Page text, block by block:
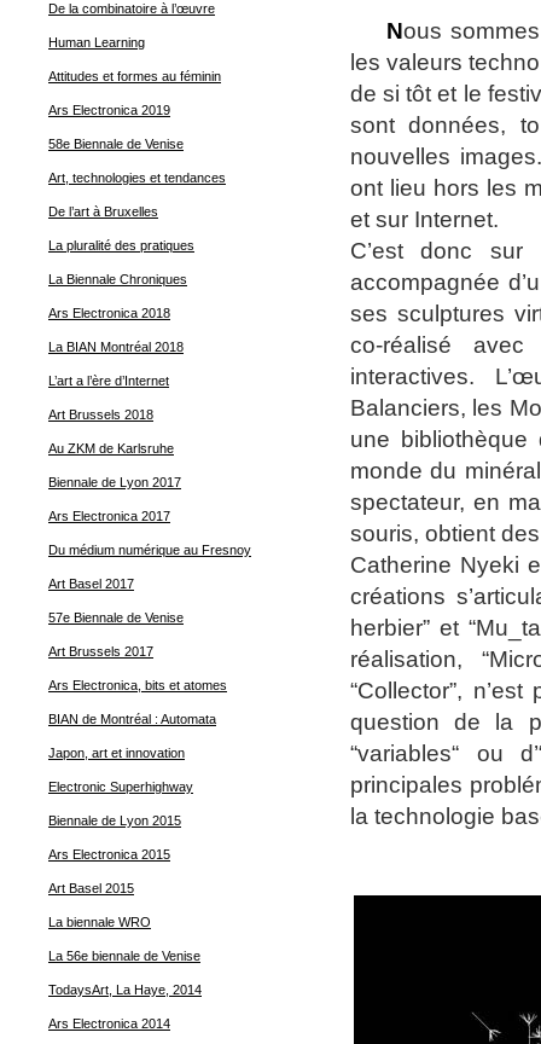
De la combinatoire à l’œuvre
Human Learning
Attitudes et formes au féminin
Ars Electronica 2019
58e Biennale de Venise
Art, technologies et tendances
De l’art à Bruxelles
La pluralité des pratiques
La Biennale Chroniques
Ars Electronica 2018
La BIAN Montréal 2018
L’art a l’ère d’Internet
Art Brussels 2018
Au ZKM de Karlsruhe
Biennale de Lyon 2017
Ars Electronica 2017
Du médium numérique au Fresnoy
Art Basel 2017
57e Biennale de Venise
Art Brussels 2017
Ars Electronica, bits et atomes
BIAN de Montréal : Automata
Japon, art et innovation
Electronic Superhighway
Biennale de Lyon 2015
Ars Electronica 2015
Art Basel 2015
La biennale WRO
La 56e biennale de Venise
TodaysArt, La Haye, 2014
Ars Electronica 2014
Nous
les valeurs
de si tôt et le
sont données,
nouvelles
ont lieu hors les
et sur Internet.
C’est donc
accompagnée
ses sculptures
co-réalisé
interactives.
Balanciers, les
une
monde du
spectateur, en
souris, obtient
Catherine Nyeki
créations
herbier” et
réalisation,
“Collector”,
question de la
“variables“ ou
principales
la technologie